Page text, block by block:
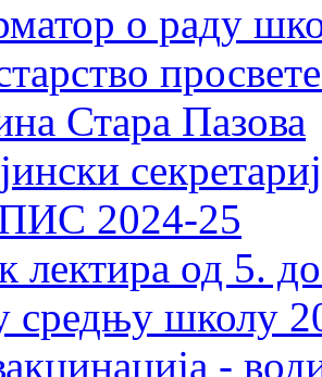
о раду
Стара Пазова
2024-25
лектира од 5.
средњу школу
-